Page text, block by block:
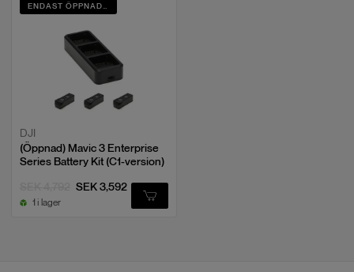
ENDAST ÖPPNAD, INTE ANVÄND
DJI
(Öppnad) Mavic 3 Enterprise
Series Battery Kit (C1-version)
SEK 3,592
1 i lager